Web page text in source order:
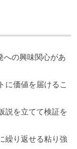
への興味関心があ
に価値を届けるこ
説を立てて検証を
繰り返せる粘り強